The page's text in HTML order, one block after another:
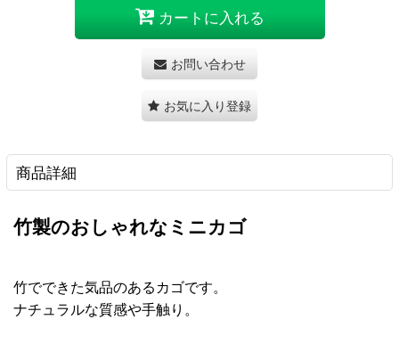
カートに入れる
お問い合わせ
お気に入り登録
商品詳細
竹製のおしゃれなミニカゴ
竹でできた気品のあるカゴです。
ナチュラルな質感や手触り。